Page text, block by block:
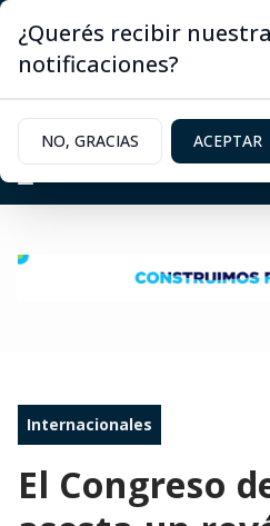
Internacionales
El Congreso
¿Querés recibir
notificaciones?
NO, GRACIAS ACEPTAR